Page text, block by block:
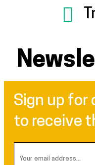
Sign up for
to receive